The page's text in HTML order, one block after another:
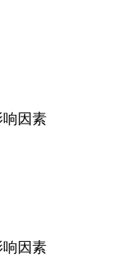
因素
因素